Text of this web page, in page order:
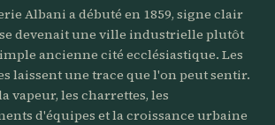
Albani a débuté en 1859, signe clair
devenait une ville industrielle plutôt
ancienne cité ecclésiastique. Les
laissent une trace que l'on peut sentir.
vapeur, les charrettes, les
d'équipes et la croissance urbaine